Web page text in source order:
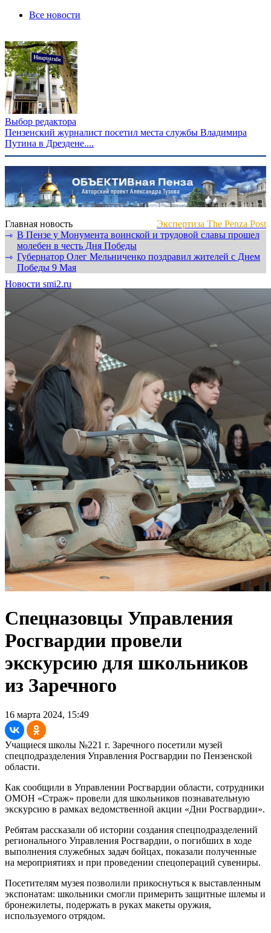
Все новости
Выбор редактора
Пензенский журналист посетил места службы Владимира
Путина в Дрездене....
Главная новость
Экспертиза The Penza Post
⇾ В Пензе у Монумента воинской и трудовой славы прошел
молебен в честь Дня Победы
⇾ Губернатор Олег Мельниченко поздравил жителей с Днем
Победы 9 Мая
Новости smi2.ru
Спецназовцы Управления
Росгвардии провели
экскурсию для школьников
из Заречного
16 марта 2024, 15:49
Учащиеся школы №221 г. Заречного посетили музей
спецподразделения Управления Росгвардии по Пензенской
области.
Как сообщили в Управлении Росгвардии области, сотрудники
ОМОН «Страж» провели для школьников познавательную
экскурсию в рамках ведомственной акции «Дни Росгвардии».
Ребятам рассказали об истории создания спецподразделений
регионального Управления Росгвардии, о погибших в ходе
выполнения служебных задач бойцах, показали полученные
на мероприятиях и при проведении спецопераций сувениры.
Посетителям музея позволили прикоснуться к выставленным
экспонатам: школьники смогли примерить защитные шлемы и
бронежилеты, подержать в руках макеты оружия,
используемого отрядом.